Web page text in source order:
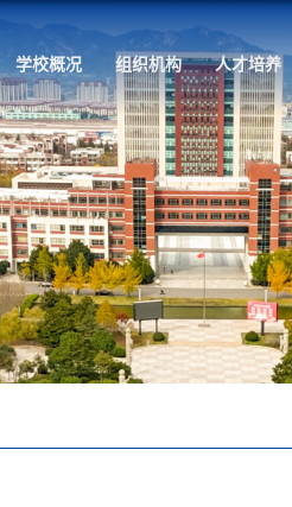
首页